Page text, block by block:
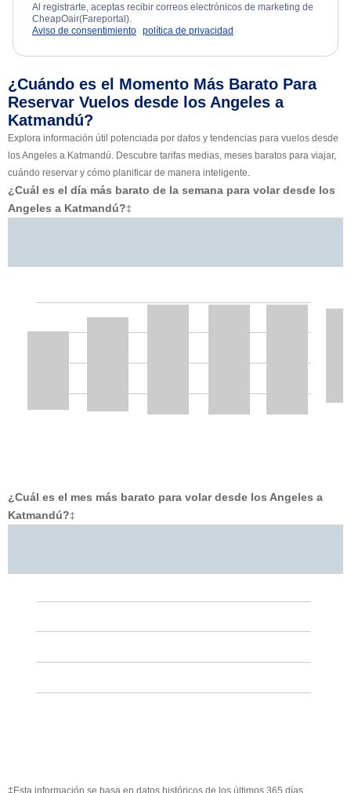
Al registrarte, aceptas recibir correos electrónicos de marketing de
CheapOair(Fareportal).
Aviso de consentimiento política de privacidad
¿Cuándo es el Momento Más Barato Para
Reservar Vuelos desde los Angeles a
Katmandú?
Explora información útil potenciada por datos y tendencias para vuelos desde
los Angeles a Katmandú. Descubre tarifas medias, meses baratos para viajar,
cuándo reservar y cómo planificar de manera inteligente.
¿Cuál es el día más barato de la semana para volar desde los
Angeles a Katmandú?‡
¿Cuál es el mes más barato para volar desde los Angeles a
Katmandú?‡